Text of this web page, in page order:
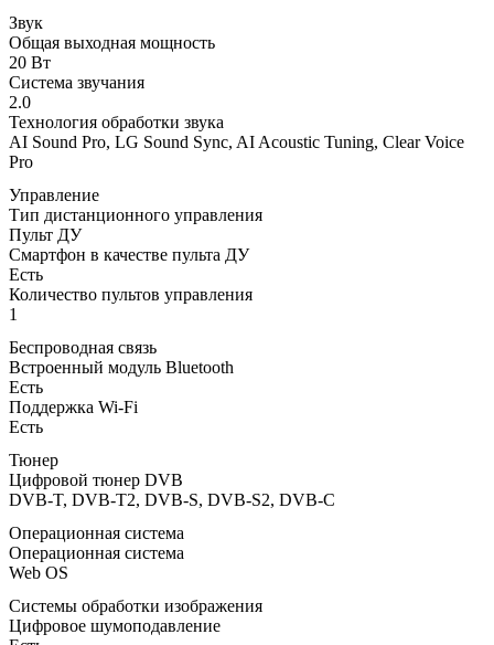
Звук
Общая выходная мощность
20 Вт
Система звучания
2.0
Технология обработки звука
AI Sound Pro, LG Sound Sync, AI Acoustic Tuning, Clear Voice
Pro
Управление
Тип дистанционного управления
Пульт ДУ
Смартфон в качестве пульта ДУ
Есть
Количество пультов управления
1
Беспроводная связь
Встроенный модуль Bluetooth
Есть
Поддержка Wi-Fi
Есть
Тюнер
Цифровой тюнер DVB
DVB-T, DVB-T2, DVB-S, DVB-S2, DVB-C
Операционная система
Операционная система
Web OS
Системы обработки изображения
Цифровое шумоподавление